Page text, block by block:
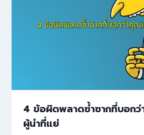
4 ข้อผิดพลาดซ้ำซากที่บอกว่
ผู้นำที่แย่